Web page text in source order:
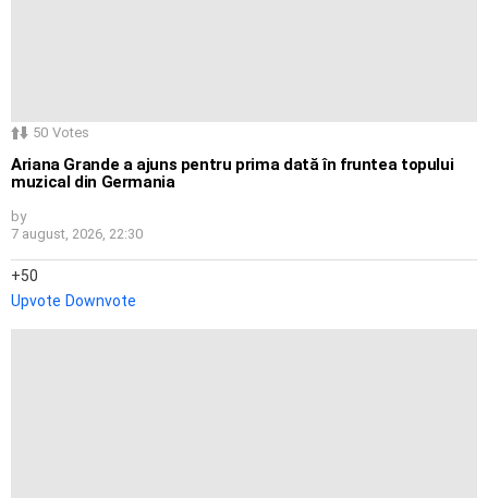
50 Votes
Ariana Grande a ajuns pentru prima dată în fruntea topului
muzical din Germania
by
7 august, 2026, 22:30
50
Upvote Downvote